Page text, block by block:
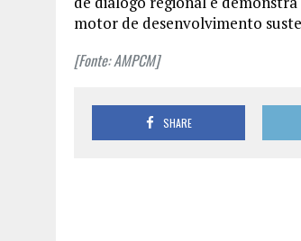
motor de desenvolvimento
[Fonte: AMPCM]
SHARE